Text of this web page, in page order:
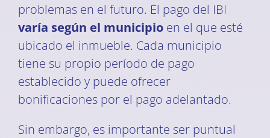
problemas en el futuro. El pago del IBI
varía según el municipioen el que esté
ubicado el inmueble. Cada municipio
tiene su propio período de pago
establecido y puede ofrecer
bonificaciones por el pago adelantado.
Sin embargo, es importante ser puntual